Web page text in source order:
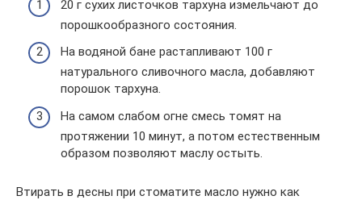
20 г сухих листочков тархуна измельчают до
порошкообразного состояния.
На водяной бане растапливают 100 г
натурального сливочного масла, добавляют
порошок тархуна.
На самом слабом огне смесь томят на
протяжении 10 минут, а потом естественным
образом позволяют маслу остыть.
Втирать в десны при стоматите масло нужно как